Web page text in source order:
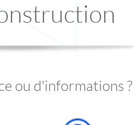
ou d'informations ?